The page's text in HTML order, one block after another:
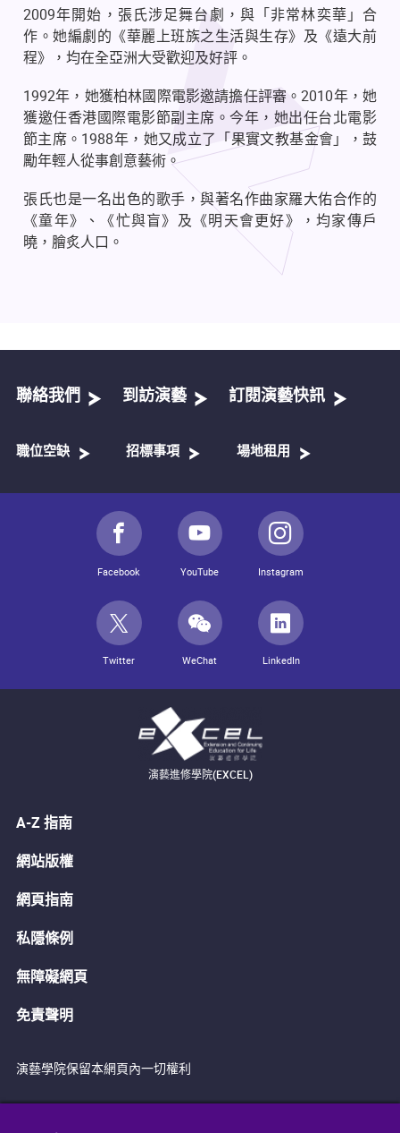
2009年開始，張氏涉足舞台劇，與「非常林奕華」合
作。她編劇的《華麗上班族之生活與生存》及《遠大前
程》，均在全亞洲大受歡迎及好評。
1992年，她獲柏林國際電影邀請擔任評審。2010年，她
獲邀任香港國際電影節副主席。今年，她出任台北電影
節主席。 1988年，她又成立了「果實文教基金會」，鼓
勵年輕人從事創意藝術。
張氏也是一名出色的歌手，與著名作曲家羅大佑合作的
《童年》、《忙與盲》及《明天會更好》，均家傳戶
曉，膾炙人口。
聯絡我們 到訪演藝 訂閱演藝快訊
職位空缺 招標事項 場地租用
Facebook YouTube Instagram
Twitter WeChat LinkedIn
演藝進修學院(EXCEL)
A-Z 指南
網站版權
網頁指南
私隱條例
無障礙網頁
免責聲明
演藝學院保留本網頁內一切權利